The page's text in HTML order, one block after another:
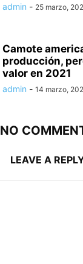
admin - 25 marzo,
Camote
producción,
valor en 2021
admin - 14 marzo,
NO
LEAVE A